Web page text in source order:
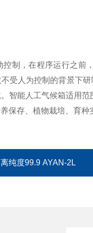
制，在程序运行之前
受人为控制的背景下
智能人工气候箱适用
保存、植物栽培、育
纯度99.9 AYAN-2L